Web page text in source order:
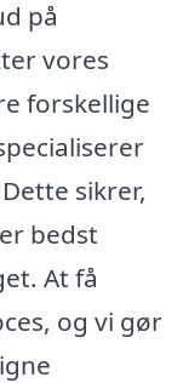
på
vores
forskellige
sikrer,
bedst
At få
og vi gør